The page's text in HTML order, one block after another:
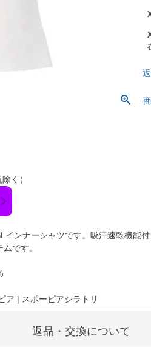
く）
ンナーシャツです。吸汗速乾機能
です。
ア | スポーピアシラトリ
返品・交換について